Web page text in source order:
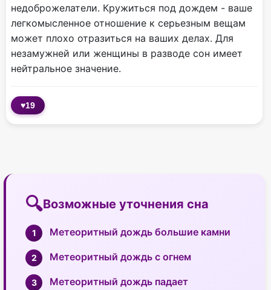
недоброжелатели. Кружиться под дождем - ваше
легкомысленное отношение к серьезным вещам
может плохо отразиться на ваших делах. Для
незамужней или женщины в разводе сон имеет
нейтральное значение.
♥19
Возможные уточнения сна
Метеоритный дождь большие камни
Метеоритный дождь с огнем
Метеоритный дождь падает